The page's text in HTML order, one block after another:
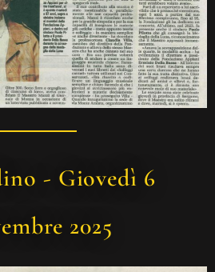
- Giovedì 6
2025